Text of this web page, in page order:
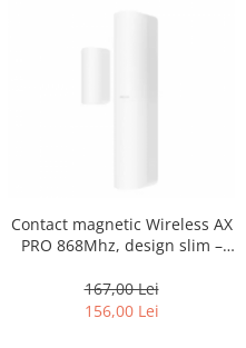
Contact magnetic Wireless AX
PRO 868Mhz, design slim –
167,00 Lei
156,00 Lei